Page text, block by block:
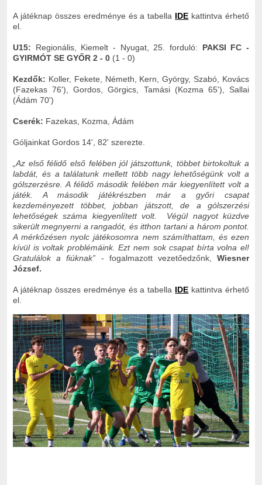
A játéknap összes eredménye és a tabella IDE kattintva érhető
el.
U15: Regionális, Kiemelt - Nyugat, 25. forduló: PAKSI FC -
GYIRMÓT SE GYŐR 2 - 0 (1 - 0)
Kezdők: Koller, Fekete, Németh, Kern, György, Szabó, Kovács
(Fazekas 76'), Gordos, Görgics, Tamási (Kozma 65'), Sallai
(Ádám 70')
Cserék: Fazekas, Kozma, Ádám
Góljainkat Gordos 14', 82' szerezte.
„Az első félidő első felében jól játszottunk, többet birtokoltuk a
labdát, és a találatunk mellett több nagy lehetőségünk volt a
gólszerzésre. A félidő második felében már kiegyenlített volt a
játék. A második játékrészben már a győri csapat
kezdeményezett többet, jobban játszott, de a gólszerzési
lehetőségek száma kiegyenlített volt. Végül nagyot küzdve
sikerült megnyerni a rangadót, és itthon tartani a három pontot.
A mérkőzésen nyolc játékosomra nem számíthattam, és ezen
kívül is voltak problémáink. Ezt nem sok csapat bírta volna el!
Gratulálok a fiúknak”
- fogalmazott vezetőedzőnk,
Wiesner
József.
A játéknap összes eredménye és a tabella IDE kattintva érhető
el.